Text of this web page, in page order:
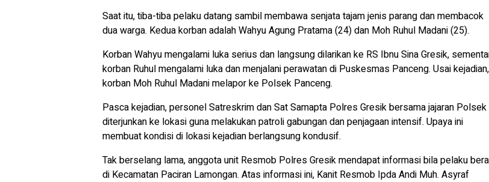
Saat itu, tiba-tiba pelaku datang sambil membawa senjata tajam jenis parang dan membacok
dua warga. Kedua korban adalah Wahyu Agung Pratama (24) dan Moh Ruhul Madani (25).
Korban Wahyu mengalami luka serius dan langsung dilarikan ke RS Ibnu Sina Gresik,
korban Ruhul mengalami luka dan menjalani perawatan di Puskesmas Panceng. Usai kejadian,
korban Moh Ruhul Madani melapor ke Polsek Panceng.
Pasca kejadian, personel Satreskrim dan Sat Samapta Polres Gresik bersama jajaran Polsek
diterjunkan ke lokasi guna melakukan patroli gabungan dan penjagaan intensif. Upaya ini
membuat kondisi di lokasi kejadian berlangsung kondusif.
Tak berselang lama, anggota unit Resmob Polres Gresik mendapat informasi bila pelaku
di Kecamatan Paciran Lamongan. Atas informasi ini, Kanit Resmob Ipda Andi Muh. Asyraf